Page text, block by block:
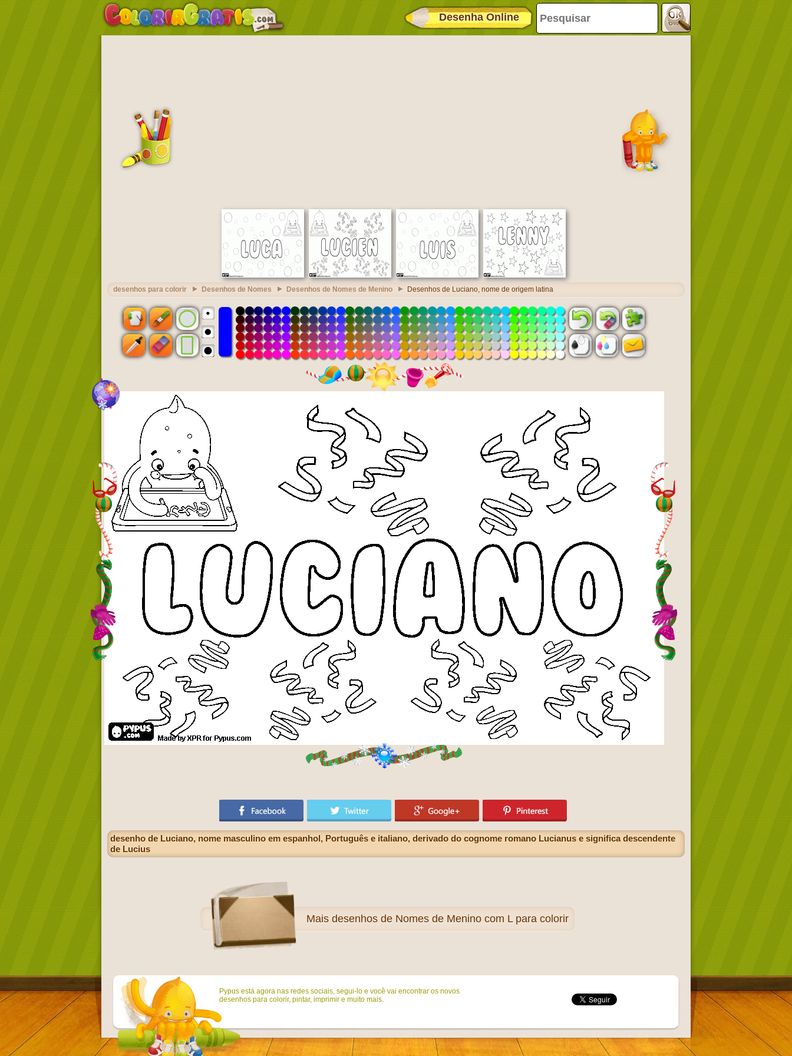
Desenha Online
desenhos para colorir Desenhos de Nomes Desenhos de Nomes de Menino Desenhos de Luciano, nome de origem latina
desenho de Luciano, nome masculino em espanhol, Português e italiano, derivado do cognome romano Lucianus e significa descendente
de Lucius
Mais desenhos de Nomes de Menino com L para colorir
Pypus está agora nas redes sociais, segui-lo e você vai encontrar os novos
desenhos para colorir, pintar, imprimir e muito mais.